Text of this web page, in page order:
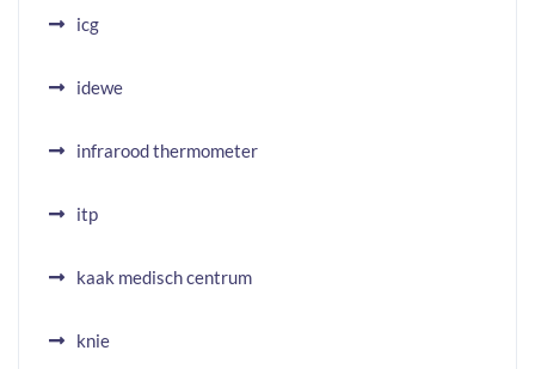
icg
idewe
infrarood thermometer
itp
kaak medisch centrum
knie